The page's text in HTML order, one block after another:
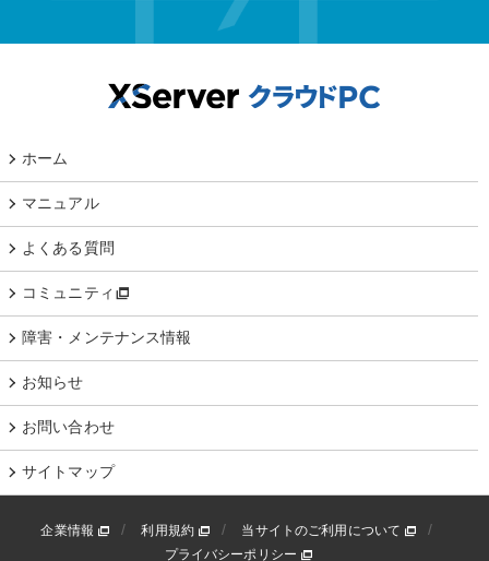
ホーム
マニュアル
よくある質問
コミュニティ
障害・メンテナンス情報
お知らせ
お問い合わせ
サイトマップ
企業情報 利用規約
当サイトのご利用について
プライバシーポリシー